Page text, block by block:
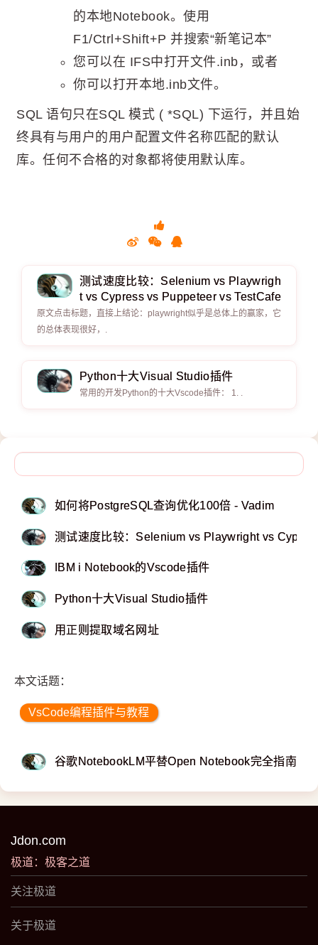
的本地Notebook。使用
F1/Ctrl+Shift+P 并搜索“新笔记本”
您可以在 IFS中打开文件.inb，或者
你可以打开本地.inb文件。
SQL 语句只在SQL 模式 ( *SQL) 下运行，并且始
终具有与用户的用户配置文件名称匹配的默认
库。任何不合格的对象都将使用默认库。
测试速度比较：Selenium v​​s Playwrigh
t vs Cypress vs Puppeteer vs TestCafe
原文点击标题，直接上结论：playwright似乎是总体上的赢家，它
的总体表现很好，.
Python十大Visual Studio插件
常用的开发Python的十大Vscode插件： 1. .
如何将PostgreSQL查询优化100倍 - Vadim
测试速度比较：Selenium v​​s Playwright vs
IBM i Notebook的Vscode插件
Python十大Visual Studio插件
用正则提取域名网址
本文话题：
VsCode编程插件与教程
谷歌NotebookLM平替Open Notebook完全指南
Jdon.com
极道：极客之道
关注极道
关于极道